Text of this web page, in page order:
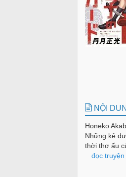
NỘI
Honeko
Những kẻ
thời thơ ấu
Sau lời nhờ
đọc